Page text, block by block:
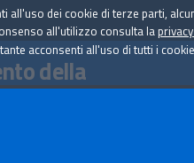
della
dei cookie di terze parti,
all'utilizzo consulta la
acconsenti all'uso di tutti i